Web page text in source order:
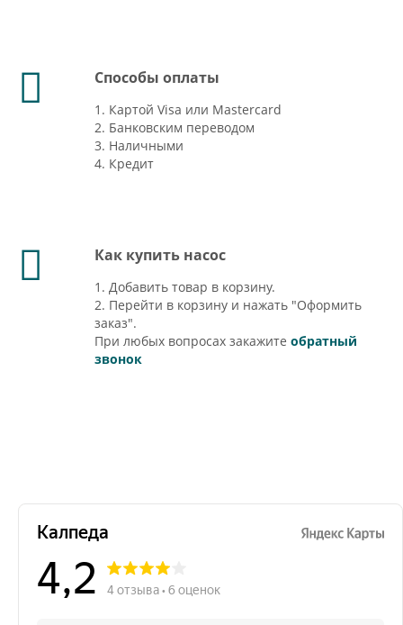
Способы оплаты
1. Картой Visa или Mastercard
2. Банковским переводом
3. Наличными
4. Кредит
Как купить насос
1. Добавить товар в корзину.
2. Перейти в корзину и нажать "Оформить
заказ".
При любых вопросах закажите обратный
звонок